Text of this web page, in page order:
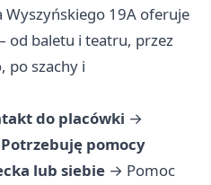
Wyszyńskiego 19A oferuje
od baletu i teatru, przez
po szachy i
do placówki →
Potrzebuję pomocy
lub siebie → Pomoc